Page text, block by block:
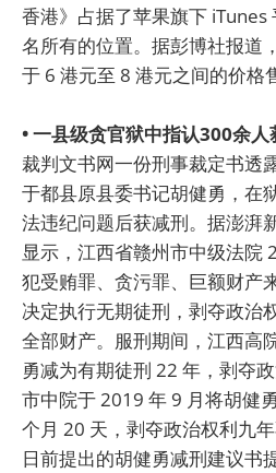
香港》占据了苹果旗下 iTunes
名所有的位置。据彭博社报道
于 6 港元至 8 港元之间的价格
• 一县级贪官狱中指认300余人
裁判文书网一份刑事裁定书透
于都县原县委书记胡健勇，在
法违纪问题后获减刑。据澎湃
显示，江西省赣州市中级法院
犯受贿罪、贪污罪、巨额财产
决定执行无期徒刑，剥夺政治
全部财产。服刑期间，江西高
勇减为有期徒刑 22 年，剥夺
市中院于 2019 年 9 月将胡健
个月 20 天，剥夺政治权利九
日前提出的胡健勇减刑建议书